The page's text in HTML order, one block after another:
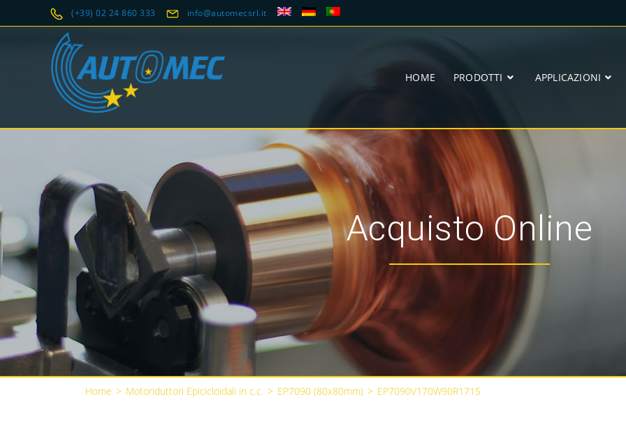
(+39) 02 24 860 333 info@automecsrl.it
HOME PRODOTTI APPLICAZIONI
Acquisto Online
Home > Motoriduttori Epicicloidali in c.c. > EP7090 (80x80mm) > EP7090V170W90R1715